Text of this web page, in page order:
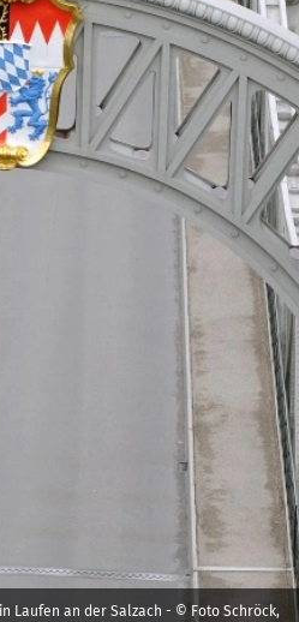
Laufen an der Salzach - © Foto Schröck,